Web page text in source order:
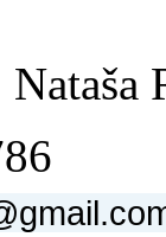
Nataša